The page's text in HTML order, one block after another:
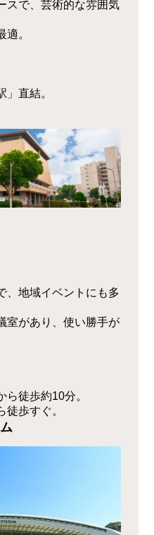
スで、芸術的な雰囲気
。
」直結。
、地域イベントにも多
室があり、使い勝手が
ら徒歩約10分。
徒歩すぐ。